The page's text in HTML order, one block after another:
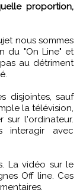
nous sommes
du "On Line" et
au détriment
disjointes, sauf
la télévision,
l'ordinateur.
interagir avec
La vidéo sur le
Off line. Ces